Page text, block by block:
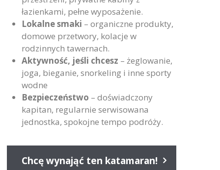
łazienkami, pełne wyposażenie.
Lokalne smaki – organiczne produkty,
domowe przetwory, kolacje w
rodzinnych tawernach.
Aktywność, jeśli chcesz – żeglowanie,
joga, bieganie, snorkeling i inne sporty
wodne
Bezpieczeństwo – doświadczony
kapitan, regularnie serwisowana
jednostka, spokojne tempo podróży.
Chcę wynająć ten katamaran!